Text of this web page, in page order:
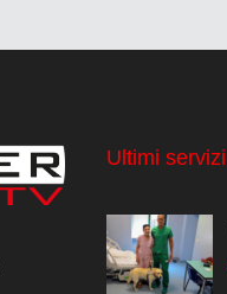
Ultimi servizi